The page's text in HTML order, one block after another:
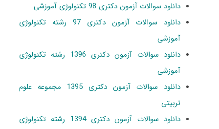
دانلود سوالات آزمون دکتری 98 تکنولوژی آموزشی
دانلود سوالات آزمون دکتری 97 رشته تکنولوژی
آموزشی
دانلود سوالات آزمون دکتری 1396 رشته تکنولوژی
آموزشی
دانلود سوالات آزمون دکتری 1395 مجموعه علوم
تربیتی
دانلود سوالات آزمون دکتری 1394 رشته تکنولوژی